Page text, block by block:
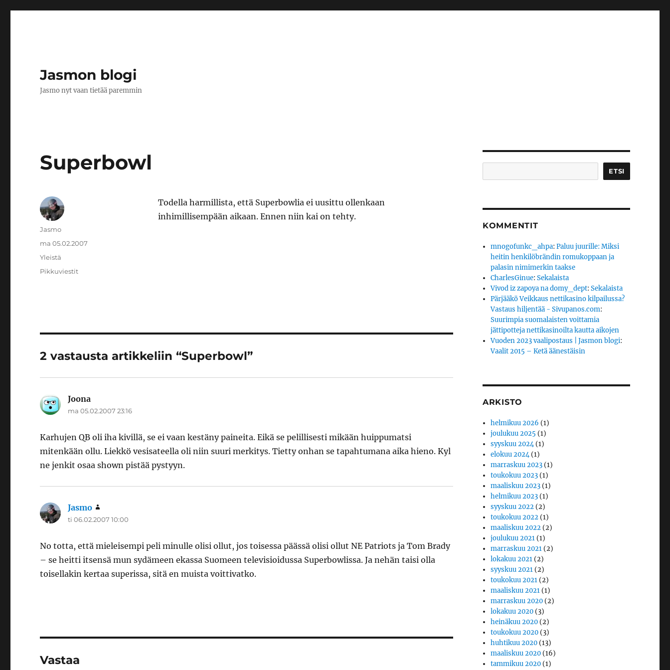
Jasmon blogi
Jasmo nyt vaan tietää paremmin
Superbowl
Todella harmillista, että Superbowlia ei uusittu ollenkaan
inhimillisempään aikaan. Ennen niin kai on tehty.
Kirjoittaja
Jasmo
Julkaistu
ma 05.02.2007
Kategoriat
Yleistä
Avainsanat
Pikkuviestit
2 vastausta artikkeliin “Superbowl”
Joona
ma 05.02.2007 23:16
Karhujen QB oli iha kivillä, se ei vaan kestäny paineita. Eikä se pelillisesti mikään huippumatsi
mitenkään ollu. Liekkö vesisateella oli niin suuri merkitys. Tietty onhan se tapahtumana aika hieno. Kyl
ne jenkit osaa shown pistää pystyyn.
Jasmo
ti 06.02.2007 10:00
No totta, että mieleisempi peli minulle olisi ollut, jos toisessa päässä olisi ollut NE Patriots ja Tom Brady
– se heitti itsensä mun sydämeen ekassa Suomeen televisioidussa Superbowlissa. Ja nehän taisi olla
toisellakin kertaa superissa, sitä en muista voittivatko.
Vastaa
ETSI
KOMMENTIT
mnogofunkc_ahpa:Paluu juurille: Miksi
heitin henkilöbrändin romukoppaan ja
palasin nimimerkin taakse
CharlesGinue:Sekalaista
Vivod iz zapoya na domy_dept:Sekalaista
Pärjääkö Veikkaus nettikasino kilpailussa?
Vastaus hiljentää - Sivupanos.com:
Suurimpia suomalaisten voittamia
jättipotteja nettikasinoilta kautta aikojen
Vuoden 2023 vaalipostaus | Jasmon blogi:
Vaalit 2015 – Ketä äänestäisin
ARKISTO
helmikuu 2026 (1)
joulukuu 2025 (1)
syyskuu 2024(1)
elokuu 2024(1)
marraskuu 2023 (1)
toukokuu 2023 (1)
maaliskuu 2023 (1)
helmikuu 2023 (1)
syyskuu 2022 (2)
toukokuu 2022 (1)
maaliskuu 2022 (2)
joulukuu 2021 (1)
marraskuu 2021 (2)
lokakuu 2021 (2)
syyskuu 2021 (2)
toukokuu 2021 (2)
maaliskuu 2021 (1)
marraskuu 2020 (2)
lokakuu 2020 (3)
heinäkuu 2020 (2)
toukokuu 2020 (3)
huhtikuu 2020 (13)
maaliskuu 2020 (16)
tammikuu 2020 (1)